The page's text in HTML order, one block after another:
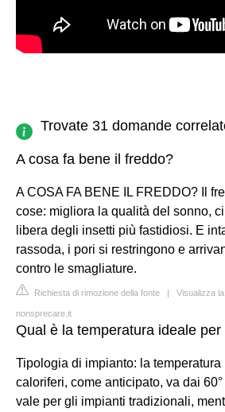
Trovate 31 domande
A cosa fa bene il freddo?
A COSA FA BENE IL FREDDO? Il
cose: migliora la qualità del sonno,
libera degli insetti più fastidiosi. E
rassoda, i pori si restringono e
contro le smagliature.
Richiesta di rimozione della fonte | Visualizza
nonsprecare.it
Qual è la temperatura ideale
Tipologia di impianto: la temperatura
caloriferi, come anticipato, va dai
vale per gli impianti tradizionali,